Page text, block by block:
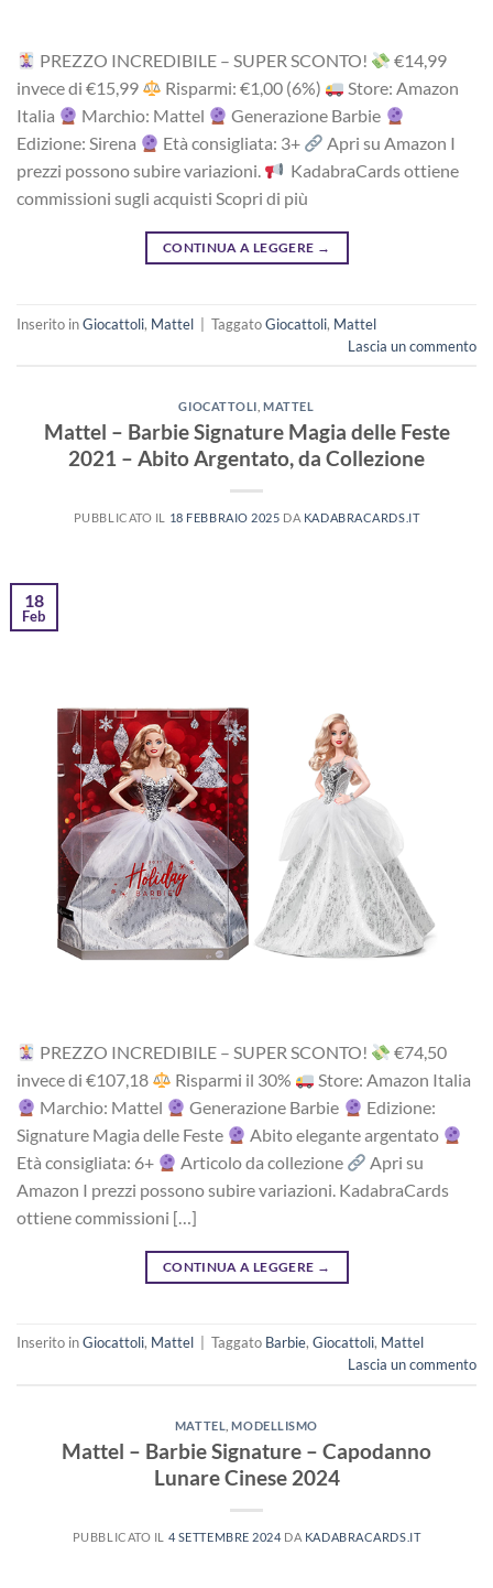
PREZZO INCREDIBILE – SUPER SCONTO!
‎€14,99
i‎nv‎ec‎e ‎di‎ €15,99
R‎is‎pa‎rmi: €1,00 (6%)
Store: Amazon
Italia
Marchio: Mattel
Generazione Barbie
Edizione: Sirena
Età consigliata: 3+
Apri su Amazon I
prezzi possono subire variazioni.
KadabraCards ottiene
commissioni sugli acquisti Scopri di più
CONTINUA A LEGGERE →
Inserito inGiocattoli, Mattel TaggatoGiocattoli, Mattel
Lascia un commento
GIOCATTOLI ,MATTEL
Mattel – Barbie Signature Magia delle Feste
2021 – Abito Argentato, da Collezione
PUBBLICATO IL 18 FEBBRAIO 2025 DA KADABRACARDS.IT
18
Feb
PREZZO INCREDIBILE – SUPER SCONTO!
‎€74,50‎
i‎nv‎ec‎e ‎di‎ €107,18
R‎is‎pa‎rm‎i ‎il‎ 30%
Store: Amazon Italia
Marchio: Mattel
Generazione Barbie
Edizione:
Signature Magia delle Feste
Abito elegante argentato
Età consigliata: 6+
Articolo da collezione
Apri su
Amazon I prezzi possono subire variazioni. KadabraCards
ottiene commissioni […]
CONTINUA A LEGGERE →
Inserito inGiocattoli, Mattel Taggato Barbie, Giocattoli, Mattel
Lascia un commento
MATTEL ,MODELLISMO
Mattel – Barbie Signature – Capodanno
Lunare Cinese 2024
PUBBLICATO IL 4 SETTEMBRE 2024 DA KADABRACARDS.IT